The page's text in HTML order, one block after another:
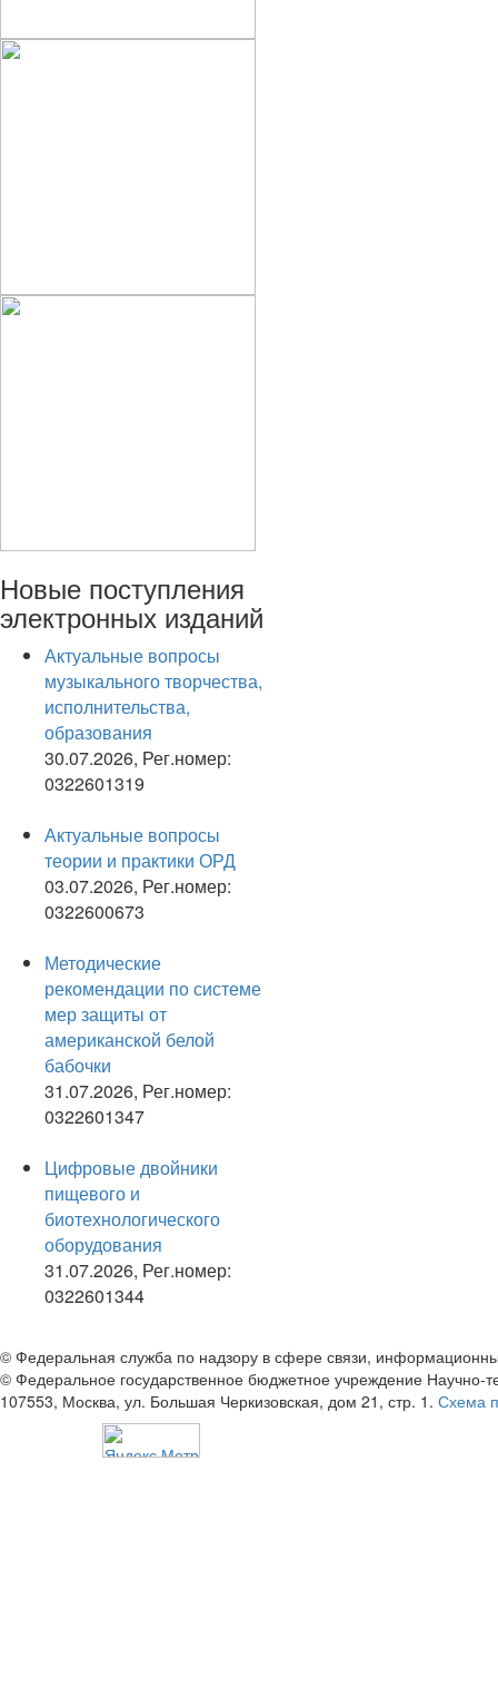
Новые поступления
электронных изданий
Актуальные вопросы
музыкального творчества,
исполнительства,
образования
30.07.2026, Рег.номер:
0322601319
Актуальные вопросы
теории и практики ОРД
03.07.2026, Рег.номер:
0322600673
Методические
рекомендации по системе
мер защиты от
американской белой
бабочки
31.07.2026, Рег.номер:
0322601347
Цифровые двойники
пищевого и
биотехнологического
оборудования
31.07.2026, Рег.номер:
0322601344
© Федеральная служба по надзору в сфере связи,
© Федеральное государственное бюджетное учреждение Научно-
107553, Москва, ул. Большая Черкизовская, дом 21, стр. 1. Схема